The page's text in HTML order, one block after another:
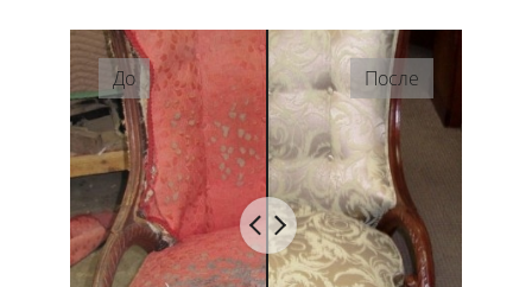
До После